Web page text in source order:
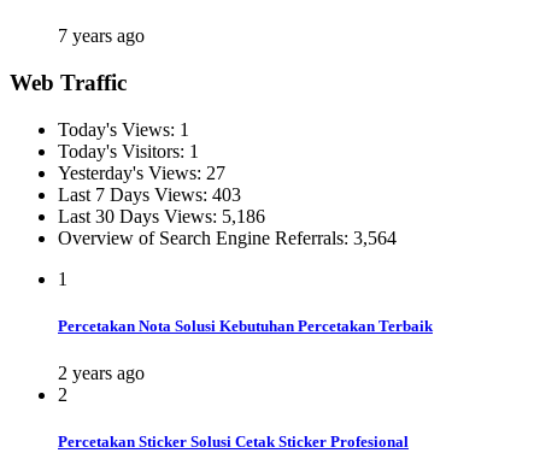
7 years ago
Web Traffic
Today's Views: 1
Today's Visitors: 1
Yesterday's Views: 27
Last 7 Days Views: 403
Last 30 Days Views: 5,186
Overview of Search Engine Referrals: 3,564
1
Percetakan Nota Solusi Kebutuhan Percetakan Terbaik
2 years ago
2
Percetakan Sticker Solusi Cetak Sticker Profesional